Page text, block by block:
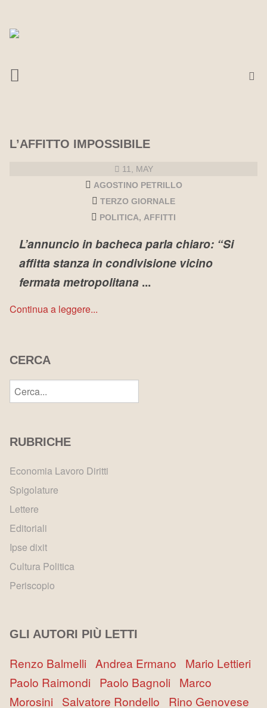
L’AFFITTO IMPOSSIBILE
11, MAY
AGOSTINO PETRILLO
TERZO GIORNALE
POLITICA
AFFITTI
L’annuncio in bacheca parla chiaro: “Si
affitta stanza in condivisione vicino
fermata metropolitana ...
Continua a leggere...
CERCA
RUBRICHE
Economia Lavoro Diritti
Spigolature
Lettere
Editoriali
Ipse dixit
Cultura Politica
Periscopio
GLI AUTORI PIÙ LETTI
Renzo Balmelli Andrea Ermano
Mario Lettieri
Paolo Raimondi Paolo Bagnoli Marco
Morosini Salvatore Rondello
Rino Genovese